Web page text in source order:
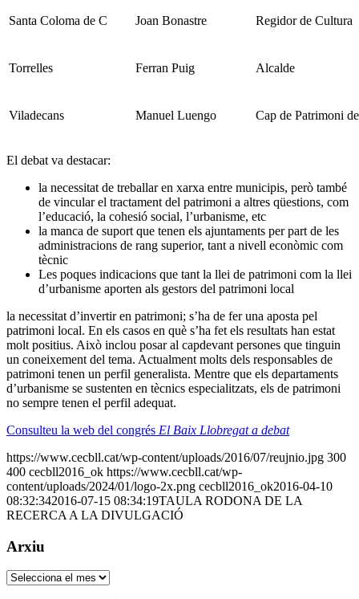
Santa Coloma de C Joan Bonastre Regidor de Cultura
Torrelles Ferran Puig Alcalde
Viladecans Manuel Luengo Cap de Patrimoni
El debat va destacar:
la necessitat de treballar en xarxa entre municipis, però també
de vincular el tractament del patrimoni a altres qüestions, com
l’educació, la cohesió social, l’urbanisme, etc
la manca de suport que tenen els ajuntaments per part de les
administracions de rang superior, tant a nivell econòmic com
tècnic
Les poques indicacions que tant la llei de patrimoni com la llei
d’urbanisme aporten als gestors del patrimoni local
la necessitat d’invertir en patrimoni; s’ha de fer una aposta pel
patrimoni local. En els casos en què s’ha fet els resultats han estat
molt positius. Això inclou posar al capdevant persones que tinguin
un coneixement del tema. Actualment molts dels responsables de
patrimoni tenen un perfil generalista. Mentre que els departaments
d’urbanisme se sustenten en tècnics especialitzats, els de patrimoni
no sempre tenen el perfil adequat.
Consulteu la web del congrés El Baix Llobregat a debat
https://www.cecbll.cat/wp-content/uploads/2016/07/reujnio.jpg 300
400 cecbll2016_ok https://www.cecbll.cat/wp-
content/uploads/2024/01/logo-2x.png cecbll2016_ok2016-04-10
08:32:342016-07-15 08:34:19TAULA RODONA DE LA
RECERCA A LA DIVULGACIÓ
Arxiu
Arxiu